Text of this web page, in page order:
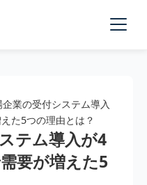
業の受付システム導入
た5つの理由とは？
テム導入が4
要が増えた5